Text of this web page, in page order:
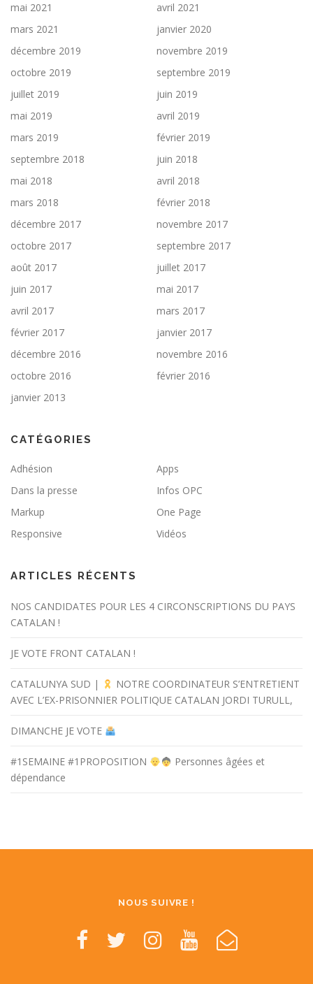
mai 2021
avril 2021
mars 2021
janvier 2020
décembre 2019
novembre 2019
octobre 2019
septembre 2019
juillet 2019
juin 2019
mai 2019
avril 2019
mars 2019
février 2019
septembre 2018
juin 2018
mai 2018
avril 2018
mars 2018
février 2018
décembre 2017
novembre 2017
octobre 2017
septembre 2017
août 2017
juillet 2017
juin 2017
mai 2017
avril 2017
mars 2017
février 2017
janvier 2017
décembre 2016
novembre 2016
octobre 2016
février 2016
janvier 2013
CATÉGORIES
Adhésion
Apps
Dans la presse
Infos OPC
Markup
One Page
Responsive
Vidéos
ARTICLES RÉCENTS
NOS CANDIDATES POUR LES 4 CIRCONSCRIPTIONS DU PAYS
CATALAN !
JE VOTE FRONT CATALAN !
CATALUNYA SUD |
NOTRE COORDINATEUR S’ENTRETIENT
AVEC L’EX-PRISONNIER POLITIQUE CATALAN JORDI TURULL,
DIMANCHE JE VOTE
#1SEMAINE #1PROPOSITION
Personnes âgées et
dépendance
NOUS SUIVRE !